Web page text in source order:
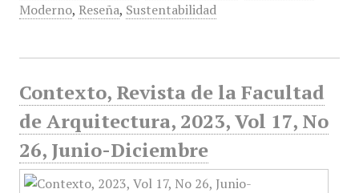
Moderno, Reseña, Sustentabilidad
Contexto, Revista de la Facultad
de Arquitectura, 2023, Vol 17, No
26, Junio-Diciembre